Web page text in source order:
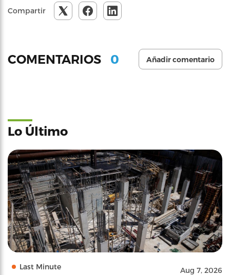
Compartir
COMENTARIOS 0 Añadir comentario
Lo Último
Last Minute Aug 7, 2026